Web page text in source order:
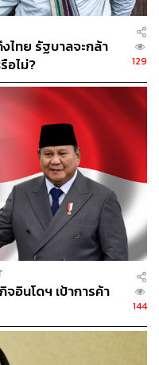
ไทย รัฐบาลจะกล้า
อไม่?
129
จอินโดฯ เป้าการค้า
144